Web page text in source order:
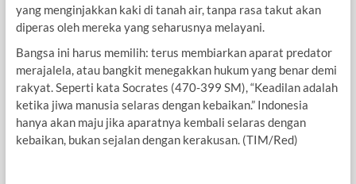
yang menginjakkan kaki di tanah air, tanpa rasa takut akan
diperas oleh mereka yang seharusnya melayani.
Bangsa ini harus memilih: terus membiarkan aparat predator
merajalela, atau bangkit menegakkan hukum yang benar demi
rakyat. Seperti kata Socrates (470-399 SM), “Keadilan adalah
ketika jiwa manusia selaras dengan kebaikan.” Indonesia
hanya akan maju jika aparatnya kembali selaras dengan
kebaikan, bukan sejalan dengan kerakusan. (TIM/Red)